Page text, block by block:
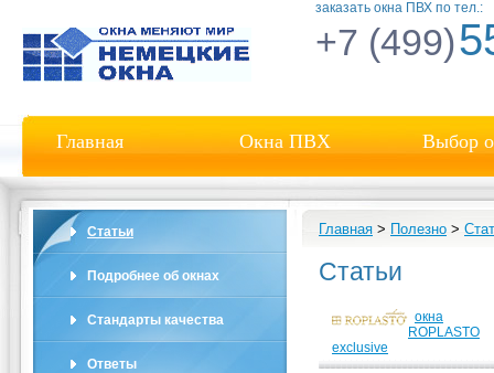
заказать окна ПВХ по тел.:
+7 (499)
Главная Окна ПВХ Выбор
Статьи
Подробнее об окнах
Стандарты качества
Ответы
Главная > Полезно >
Статьи
окна
ROPLASTO
exclusive